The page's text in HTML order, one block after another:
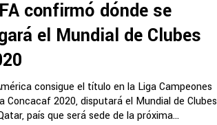
confirmó dónde se
el Mundial de Clubes
consigue el título en la Liga Campeones
Concacaf 2020, disputará el Mundial de Clubes
país que será sede de la próxima...